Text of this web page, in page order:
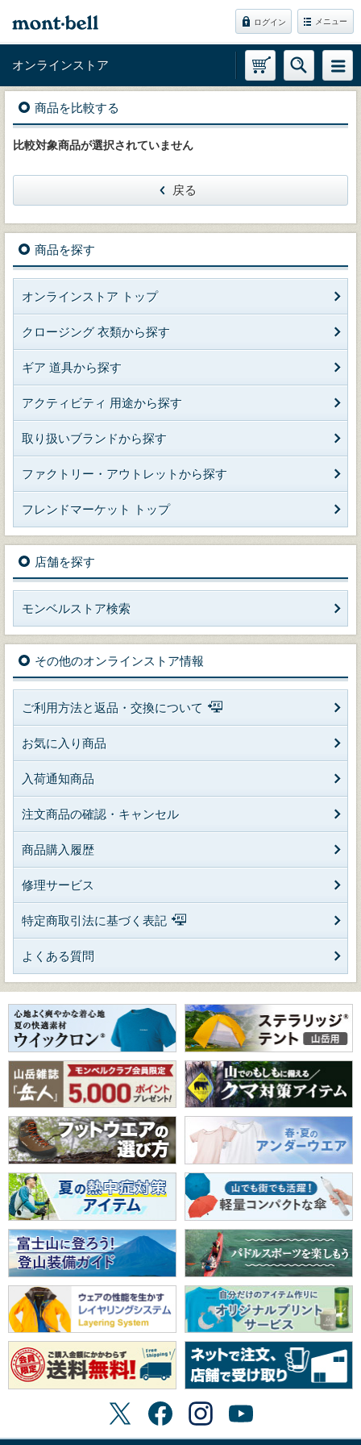
ログイン メニュー
オンラインストア
商品を比較する
比較対象商品が選択されていません
戻る
商品を探す
オンラインストア トップ
クロージング 衣類から探す
ギア 道具から探す
アクティビティ 用途から探す
取り扱いブランドから探す
ファクトリー・アウトレットから探す
フレンドマーケット トップ
店舗を探す
モンベルストア検索
その他のオンラインストア情報
ご利用方法と返品・交換について
お気に入り商品
入荷通知商品
注文商品の確認・キャンセル
商品購入履歴
修理サービス
特定商取引法に基づく表記
よくある質問